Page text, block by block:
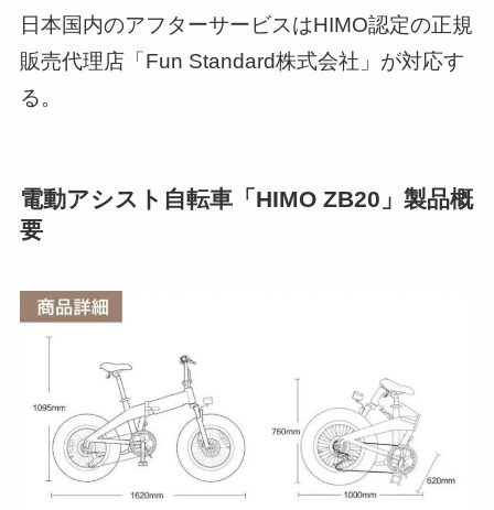
日本国内のアフターサービスはHIMO認定の正規
販売代理店「Fun Standard株式会社」が対応す
る。
電動アシスト自転車「HIMO ZB20」製品概
要